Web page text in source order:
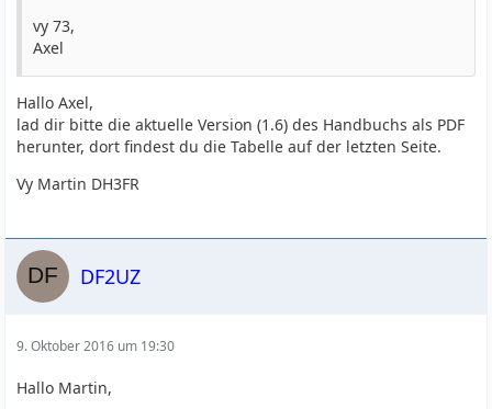
vy 73,
Axel
Hallo Axel,
lad dir bitte die aktuelle Version (1.6) des Handbuchs als PDF
herunter, dort findest du die Tabelle auf der letzten Seite.
Vy Martin DH3FR
DF2UZ
9. Oktober 2016 um 19:30
Hallo Martin,